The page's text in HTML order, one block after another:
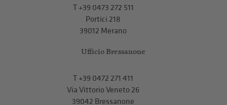
T+39 0473 272 511
Portici 218
39012 Merano
Ufficio Bressanone
T +39 0472 271 411
Via Vittorio Veneto 26
39042 Bressanone